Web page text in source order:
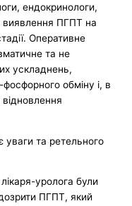
ендокринологи,
виявлення ПГПТ на
Оперативне
та не
ускладнень,
обміну і, в
уваги та ретельного
уролога були
ПГПТ, який